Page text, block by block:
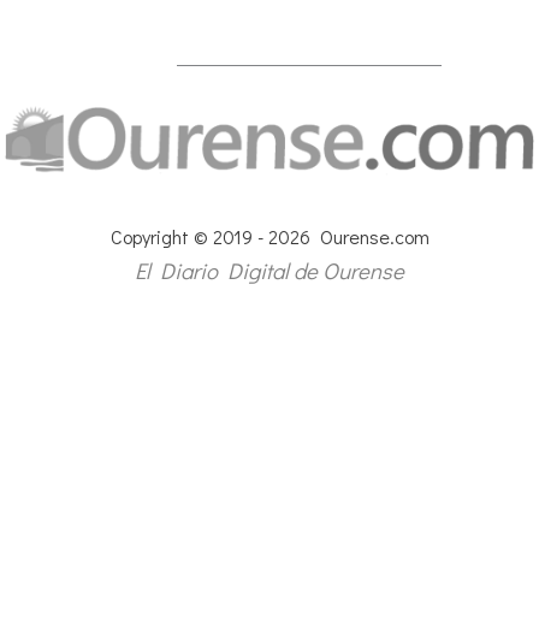
Copyright © 2019 - 2026 Ourense.com
El Diario Digital de Ourense